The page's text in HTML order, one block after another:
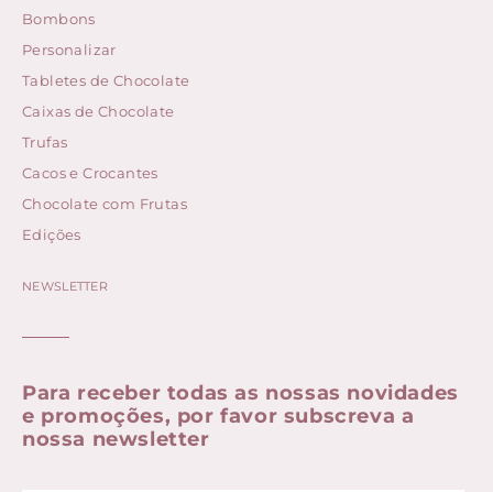
Bombons
Personalizar
Tabletes de Chocolate
Caixas de Chocolate
Trufas
Cacos e Crocantes
Chocolate com Frutas
Edições
NEWSLETTER
Para receber todas as nossas novidades
e promoções, por favor subscreva a
nossa newsletter